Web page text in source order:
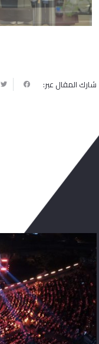
شارك المقال عبر: